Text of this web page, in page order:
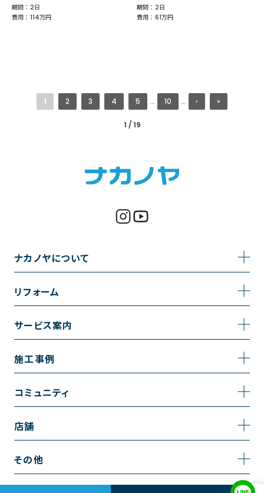
期間 ： 2日
費用 ： 114万円
期間 ： 2日
費用 ： 61万円
1 / 19
1 2 3 4 5 ... 10 ... › »
ナカノヤについて
事業内容
採用情報
リフォーム
トイレのリフォーム
キッチンのリフォーム
リノベーション
内装のリフォーム
水回りのリフォーム
サービス案内
サービスの流れ
施工事例
施工事例一覧
お風呂の施工事例
コミュニティ
コミュニティ
お知らせ
店舗
越谷店
その他
お問い合わせ